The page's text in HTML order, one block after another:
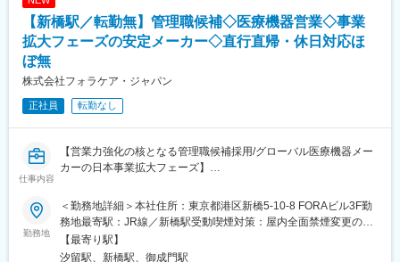
【新橋駅／転勤無】管理職候補◇医療機器営業◇事業
拡大フェーズの安定メーカー◇直行直帰・休日対応ほ
ぼ無
株式会社フォラケア・ジャパン
正社員 転勤なし
仕事内容
【営業力強化の核となる管理職候補採用/グローバル医療機器メー
カーの日本事業拡大フェーズ】
■ミッション
現在、日本市場での事業拡大フェーズにあり、同社の主力製品を
他領域にも展開していくことに挑戦しております。
今回の採用では営業組織の強化・販売領域の拡大を担っていただ
勤務地
＜勤務地詳細＞本社住所：東京都港区新橋5-10-8 FORAビル3F勤
務地最寄駅：JR線／新橋駅受動喫煙対策：屋内全面禁煙変更の範
囲：無
【最寄り駅】
汐留駅、新橋駅、御成門駅